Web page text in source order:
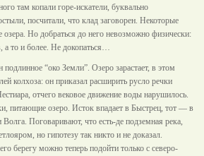
там копали горе-искатели, буквально
посчитали, что клад заговорен. Некоторые
озера. Но добраться до него невозможно физически:
а то и более. Не докопаться…
подлинное “око Земли”. Озеро зарастает, в этом
колхоза: он приказал расширить русло речки
отчего вековое движение воды нарушилось.
питающие озеро. Исток впадает в Быстрец, тот — в
Волга. Поговаривают, что есть-де подземная река,
но гипотезу так никто и не доказал.
берегу можно теперь подойти только с северо-